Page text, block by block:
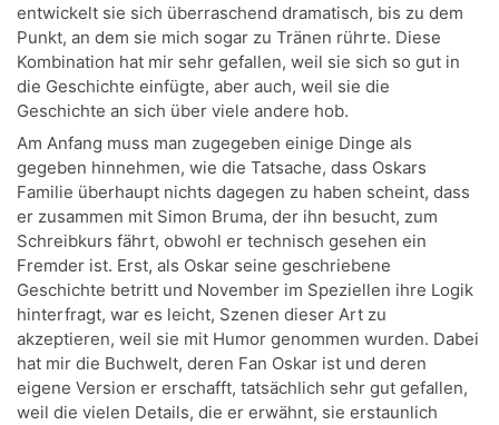
entwickelt sie sich überraschend dramatisch, bis zu dem
Punkt, an dem sie mich sogar zu Tränen rührte. Diese
Kombination hat mir sehr gefallen, weil sie sich so gut in
die Geschichte einfügte, aber auch, weil sie die
Geschichte an sich über viele andere hob.
Am Anfang muss man zugegeben einige Dinge als
gegeben hinnehmen, wie die Tatsache, dass Oskars
Familie überhaupt nichts dagegen zu haben scheint, dass
er zusammen mit Simon Bruma, der ihn besucht, zum
Schreibkurs fährt, obwohl er technisch gesehen ein
Fremder ist. Erst, als Oskar seine geschriebene
Geschichte betritt und November im Speziellen ihre Logik
hinterfragt, war es leicht, Szenen dieser Art zu
akzeptieren, weil sie mit Humor genommen wurden. Dabei
hat mir die Buchwelt, deren Fan Oskar ist und deren
eigene Version er erschafft, tatsächlich sehr gut gefallen,
weil die vielen Details, die er erwähnt, sie erstaunlich